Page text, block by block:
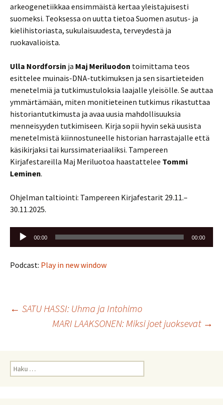
arkeogenetiikkaa ensimmäistä kertaa yleistajuisesti
suomeksi. Teoksessa on uutta tietoa Suomen asutus- ja
kielihistoriasta, sukulaisuudesta, terveydestä ja
ruokavalioista.
Ulla Nordforsin ja Maj Meriluodon toimittama teos
esittelee muinais-DNA-tutkimuksen ja sen sisartieteiden
menetelmiä ja tutkimustuloksia laajalle yleisölle. Se auttaa
ymmärtämään, miten monitieteinen tutkimus rikastuttaa
historiantutkimusta ja avaa uusia mahdollisuuksia
menneisyyden tutkimiseen. Kirja sopii hyvin sekä uusista
menetelmistä kiinnostuneelle historian harrastajalle että
käsikirjaksi tai kurssimateriaaliksi. Tampereen
Kirjafestareilla Maj Meriluotoa haastattelee Tommi
Leminen.
Ohjelman taltiointi: Tampereen Kirjafestarit 29.11.–
30.11.2025.
Äänitoistin
00:00 00:00
Podcast: Play in new window
Artikkelien
← SATU HASSI: Uhma ja Intohimo
MARI LAAKSONEN: Miksi joet juoksevat →
Haku: